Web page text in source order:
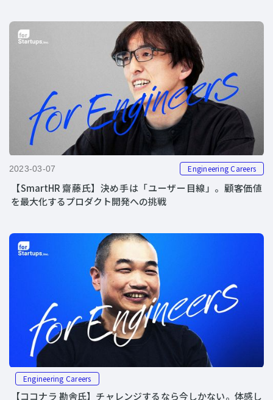
2023-03-07 Engineering Careers
【SmartHR 齋藤氏】決め手は「ユーザー目線」。顧客価値
を最大化するプロダクト開発への挑戦
Engineering Careers
【ココナラ 勘舎氏】チャレンジするなら今しかない。体感し